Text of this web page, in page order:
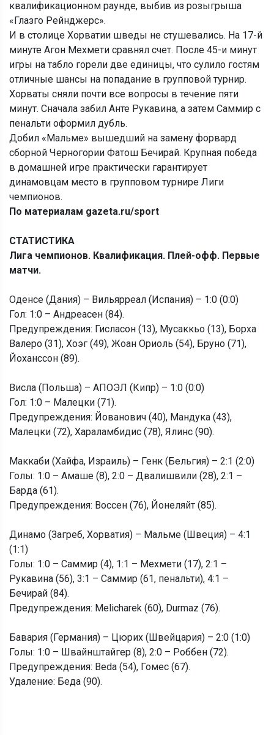
квалификационном раунде, выбив из розыгрыша
«Глазго Рейнджерс».
И в столице Хорватии шведы не стушевались. На 17-й
минуте Агон Мехмети сравнял счет. После 45-и минут
игры на табло горели две единицы, что сулило гостям
отличные шансы на попадание в групповой турнир.
Хорваты сняли почти все вопросы в течение пяти
минут. Сначала забил Анте Рукавина, а затем Саммир с
пенальти оформил дубль.
Добил «Мальме» вышедший на замену форвард
сборной Черногории Фатош Бечирай. Крупная победа
в домашней игре практически гарантирует
динамовцам место в групповом турнире Лиги
чемпионов.
По материалам gazeta.ru/sport
СТАТИСТИКА
Лига чемпионов. Квалификация. Плей-офф. Первые
матчи.
Оденсе (Дания) – Вильярреал (Испания) – 1:0 (0:0)
Гол: 1:0 – Андреасен (84).
Предупреждения: Гисласон (13), Мусаккьо (13), Борха
Валеро (31), Хоэг (49), Жоан Ориоль (54), Бруно (71),
Йоханссон (89).
Висла (Польша) – АПОЭЛ (Кипр) – 1:0 (0:0)
Гол: 1:0 – Малецки (71).
Предупреждения: Йованович (40), Мандука (43),
Малецки (72), Хараламбидис (78), Ялинс (90).
Маккаби (Хайфа, Израиль) – Генк (Бельгия) – 2:1 (2:0)
Голы: 1:0 – Амаше (8), 2:0 – Двалишвили (28), 2:1 –
Барда (61).
Предупреждения: Воссен (76), Йонеляйт (85).
Динамо (Загреб, Хорватия) – Мальме (Швеция) – 4:1
(1:1)
Голы: 1:0 – Саммир (4), 1:1 – Мехмети (17), 2:1 –
Рукавина (56), 3:1 – Саммир (61, пенальти), 4:1 –
Бечирай (84).
Предупреждения: Melicharek (60), Durmaz (76).
Бавария (Германия) – Цюрих (Швейцария) – 2:0 (1:0)
Голы: 1:0 – Швайнштайгер (8), 2:0 – Роббен (72).
Предупреждения: Beda (54), Гомес (67).
Удаление: Беда (90).